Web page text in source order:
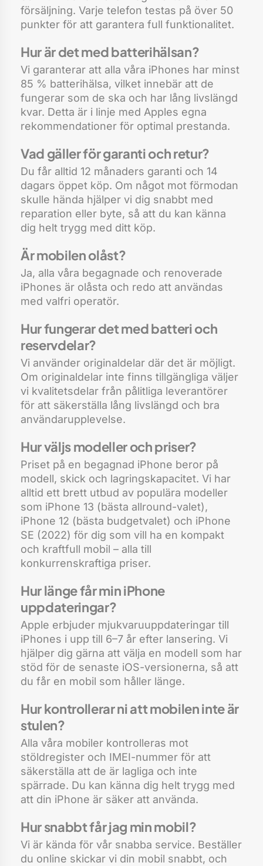
försäljning. Varje telefon testas på över 50
punkter för att garantera full funktionalitet.
Hur är det med batterihälsan?
Vi garanterar att alla våra iPhones har minst
85 % batterihälsa, vilket innebär att de
fungerar som de ska och har lång livslängd
kvar. Detta är i linje med Apples egna
rekommendationer för optimal prestanda.
Vad gäller för garanti och retur?
Du får alltid 12 månaders garanti och 14
dagars öppet köp. Om något mot förmodan
skulle hända hjälper vi dig snabbt med
reparation eller byte, så att du kan känna
dig helt trygg med ditt köp.
Är mobilen olåst?
Ja, alla våra begagnade och renoverade
iPhones är olåsta och redo att användas
med valfri operatör.
Hur fungerar det med batteri och
reservdelar?
Vi använder originaldelar där det är möjligt.
Om originaldelar inte finns tillgängliga väljer
vi kvalitetsdelar från pålitliga leverantörer
för att säkerställa lång livslängd och bra
användarupplevelse.
Hur väljs modeller och priser?
Priset på en begagnad iPhone beror på
modell, skick och lagringskapacitet. Vi har
alltid ett brett utbud av populära modeller
som iPhone 13 (bästa allround-valet),
iPhone 12 (bästa budgetvalet) och iPhone
SE (2022) för dig som vill ha en kompakt
och kraftfull mobil – alla till
konkurrenskraftiga priser.
Hur länge får min iPhone
uppdateringar?
Apple erbjuder mjukvaruuppdateringar till
iPhones i upp till 6–7 år efter lansering. Vi
hjälper dig gärna att välja en modell som har
stöd för de senaste iOS-versionerna, så att
du får en mobil som håller länge.
Hur kontrollerar ni att mobilen inte är
stulen?
Alla våra mobiler kontrolleras mot
stöldregister och IMEI-nummer för att
säkerställa att de är lagliga och inte
spärrade. Du kan känna dig helt trygg med
att din iPhone är säker att använda.
Hur snabbt får jag min mobil?
Vi är kända för vår snabba service. Beställer
du online skickar vi din mobil snabbt, och